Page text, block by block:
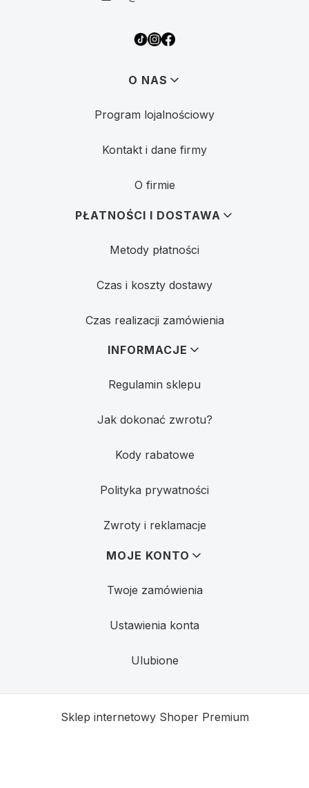
O NAS
Program lojalnościowy
Kontakt i dane firmy
O firmie
PŁATNOŚCI I DOSTAWA
Metody płatności
Czas i koszty dostawy
Czas realizacji zamówienia
INFORMACJE
Regulamin sklepu
Jak dokonać zwrotu?
Kody rabatowe
Polityka prywatności
Zwroty i reklamacje
MOJE KONTO
Twoje zamówienia
Ustawienia konta
Ulubione
Sklep internetowy Shoper Premium